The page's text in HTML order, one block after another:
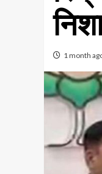
1 month